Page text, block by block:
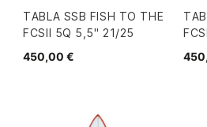
TABLA SSB FISH TO THE
FCSII 5Q 5,5" 21/25
450,00 €